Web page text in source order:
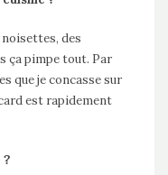
noisettes, des
ça pimpe tout. Par
que je concasse sur
est rapidement
?